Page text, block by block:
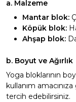
a. Malzeme
Mantar blok:
Köpük blok:
Ahşap blok:
b. Boyut ve Ağırlık
Yoga bloklarının
kullanım
tercih edebilirsiniz.